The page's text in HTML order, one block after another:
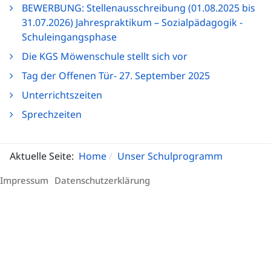
BEWERBUNG: Stellenausschreibung (01.08.2025 bis
31.07.2026) Jahrespraktikum – Sozialpädagogik -
Schuleingangsphase
Die KGS Möwenschule stellt sich vor
Tag der Offenen Tür- 27. September 2025
Unterrichtszeiten
Sprechzeiten
Aktuelle Seite: Home Unser Schulprogramm
Impressum Datenschutzerklärung